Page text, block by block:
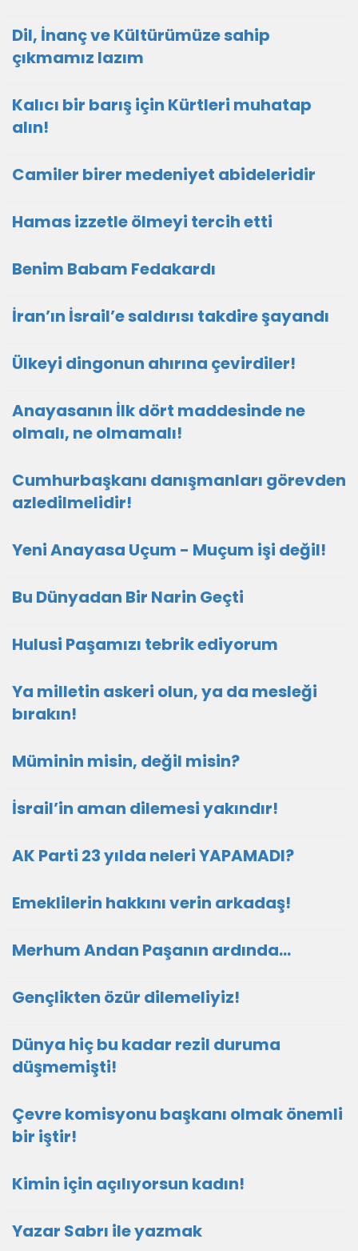
Dil, İnanç ve Kültürümüze sahip
çıkmamız lazım
Kalıcı bir barış için Kürtleri muhatap
alın!
Camiler birer medeniyet abideleridir
Hamas izzetle ölmeyi tercih etti
Benim Babam Fedakardı
İran’ın İsrail’e saldırısı takdire şayandı
Ülkeyi dingonun ahırına çevirdiler!
Anayasanın İlk dört maddesinde ne
olmalı, ne olmamalı!
Cumhurbaşkanı danışmanları görevden
azledilmelidir!
Yeni Anayasa Uçum - Muçum işi değil!
Bu Dünyadan Bir Narin Geçti
Hulusi Paşamızı tebrik ediyorum
Ya milletin askeri olun, ya da mesleği
bırakın!
Müminin misin, değil misin?
İsrail’in aman dilemesi yakındır!
AK Parti 23 yılda neleri YAPAMADI?
Emeklilerin hakkını verin arkadaş!
Merhum Andan Paşanın ardında…
Gençlikten özür dilemeliyiz!
Dünya hiç bu kadar rezil duruma
düşmemişti!
Çevre komisyonu başkanı olmak önemli
bir iştir!
Kimin için açılıyorsun kadın!
Yazar Sabrı ile yazmak